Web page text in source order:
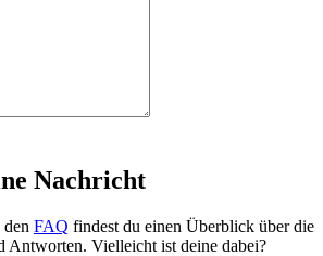
Nachricht
FAQ findest du einen Überblick über die
Antworten. Vielleicht ist deine dabei?